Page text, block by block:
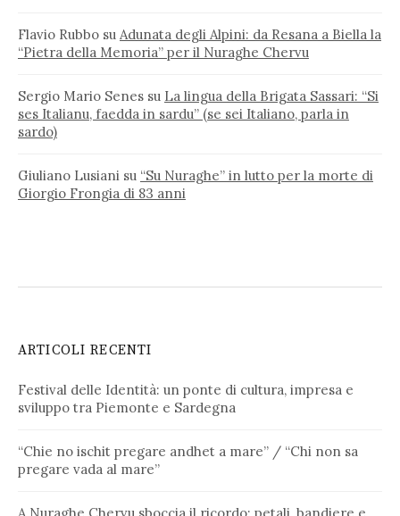
Flavio Rubbo su Adunata degli Alpini: da Resana a Biella la
“Pietra della Memoria” per il Nuraghe Chervu
Sergio Mario Senes su La lingua della Brigata Sassari: “Si
ses Italianu, faedda in sardu” (se sei Italiano, parla in
sardo)
Giuliano Lusiani su “Su Nuraghe” in lutto per la morte di
Giorgio Frongia di 83 anni
ARTICOLI RECENTI
Festival delle Identità: un ponte di cultura, impresa e
sviluppo tra Piemonte e Sardegna
“Chie no ischit pregare andhet a mare” / “Chi non sa
pregare vada al mare”